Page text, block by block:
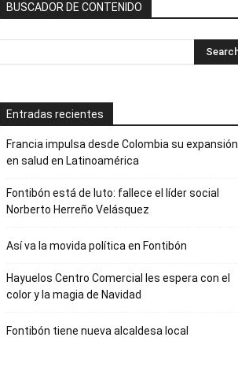
BUSCADOR DE CONTENIDO
Entradas recientes
Francia impulsa desde Colombia su expansión
en salud en Latinoamérica
Fontibón está de luto: fallece el líder social
Norberto Herreño Velásquez
Así va la movida política en Fontibón
Hayuelos Centro Comercial les espera con el
color y la magia de Navidad
Fontibón tiene nueva alcaldesa local